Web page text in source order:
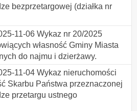
bezprzetargowej (działka nr
11-06 Wykaz nr 20/2025
własność Gminy Miasta
do najmu i dzierżawy.
11-04 Wykaz nieruchomości
Skarbu Państwa przeznaczonej
przetargu ustnego